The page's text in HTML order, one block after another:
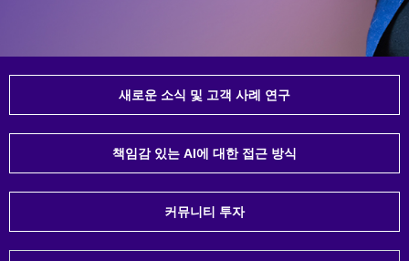
새로운 소식 및 고객 사례 연구
책임감 있는 AI에 대한 접근 방식
커뮤니티 투자